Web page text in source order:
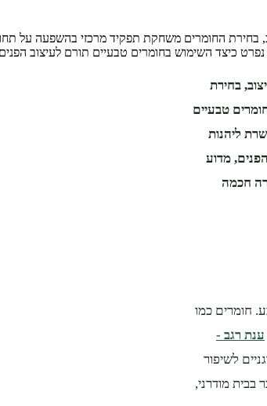
בחירת החומרים משחקת תפקיד מרכזי בהשפעה על
כיצד השימוש בחומרים טבעיים תורם לעיצוב
בחירת
טבעיים
ליהנות
מדוע
חכמה
חומרים כמו
ענת רגב -
לשיפור
בבית מודרני,